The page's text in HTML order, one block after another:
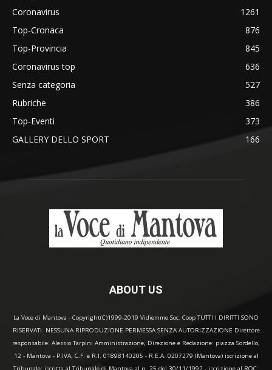
Coronavirus
1261
Top-Cronaca
876
Top-Provincia
845
Coronavirus top
636
Senza categoria
527
Rubriche
386
Top-Eventi
373
GALLERY DELLO SPORT
166
ABOUT US
La Voce di Mantova - Copyright(C)1999-2019 Vidiemme Soc. Coop TUTTI I DIRITTI SONO
RISERVATI. NESSUNA RIPRODUZIONE PERMESSA SENZA AUTORIZZAZIONE Direttore
responsabile: Alessio Tarpini Amministrazione, Direzione e Redazione: piazza Sordello,
12 - Mantova - P.IVA, C.F. e R.I. 01898140205 - R.E.A. 0207279 (Mantova) iscrizione al